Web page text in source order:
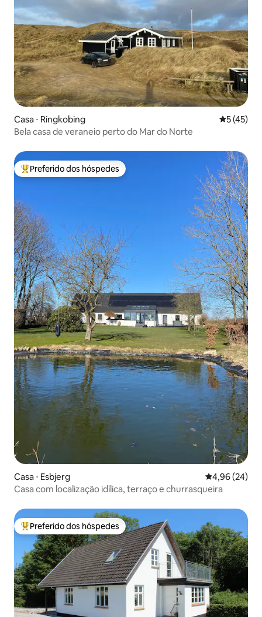
Casa ⋅ Ringkobing 5 de uma
5 (45)
Bela casa de veraneio perto do Mar do Norte
Entre os melhores preferidos dos hóspedes
Preferido dos hóspedes
Casa ⋅ Esbjerg 4,96 de uma
4,96 (24)
Casa com localização idílica, terraço e churrasqueira
Entre os melhores preferidos dos hóspedes
Preferido dos hóspedes